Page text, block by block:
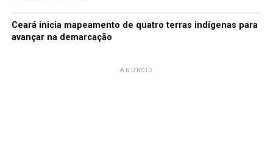
Ceará inicia mapeamento de quatro terras indígenas para
avançar na demarcação
ANÚNCIO